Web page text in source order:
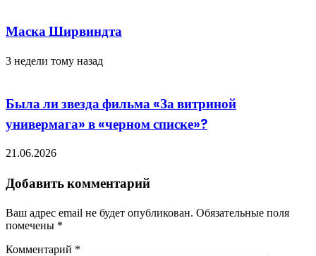
Маска Ширвиндта
3 недели тому назад
Была ли звезда фильма «За витриной
универмага» в «черном списке»?
21.06.2026
Добавить комментарий
Ваш адрес email не будет опубликован. Обязательные поля
помечены *
Комментарий *